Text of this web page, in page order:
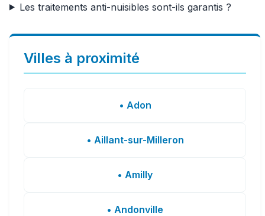
Les traitements anti-nuisibles sont-ils garantis ?
Villes à proximité
• Adon
• Aillant-sur-Milleron
• Amilly
• Andonville